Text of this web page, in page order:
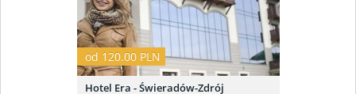
od 120.00 PLN
Hotel Era - Świeradów-Zdrój